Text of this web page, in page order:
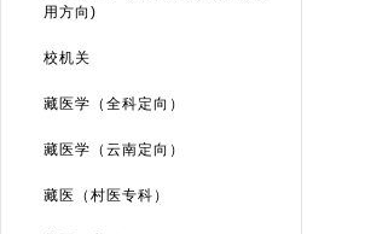
用方向)
校机关
藏医学（全科定向）
藏医学（云南定向）
藏医（村医专科）